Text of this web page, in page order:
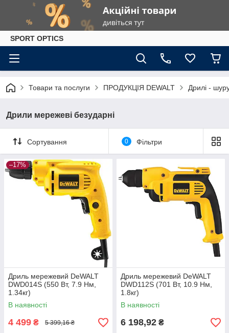
SPORT OPTICS
Товари та послуги ПРОДУКЦІЯ DEWALT Дрилі -
Дрили мережеві безударні
Сортування 0 Фільтри
–17%
Дриль мережевий DeWALT
DWD014S (550 Вт, 7.9 Нм,
1.34кг)
В наявності
4 499 ₴ 5 399,16 ₴
Дриль мережевий DeWALT
DWD112S (701 Вт, 10.9 Нм,
1.8кг)
В наявності
6 198,92 ₴